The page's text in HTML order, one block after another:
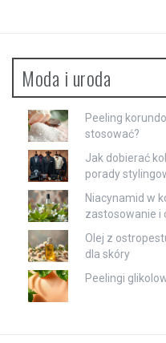
Moda i uroda
Peeling
stosować?
Jak dobierać
porady
Niacynamid w
zastosowanie i
Olej z
dla skóry
Peelingi